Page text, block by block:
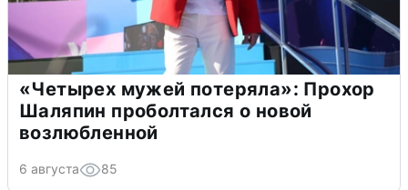
«Четырех мужей потеряла»: Прохор
Шаляпин проболтался о новой
возлюбленной
6 августа 85